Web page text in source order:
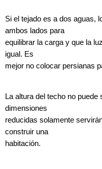
Si el tejado es a dos aguas,
ambos lados para
equilibrar la carga y que la
igual. Es
mejor no colocar persianas
La altura del techo no
dimensiones
reducidas solamente
construir una
habitación.